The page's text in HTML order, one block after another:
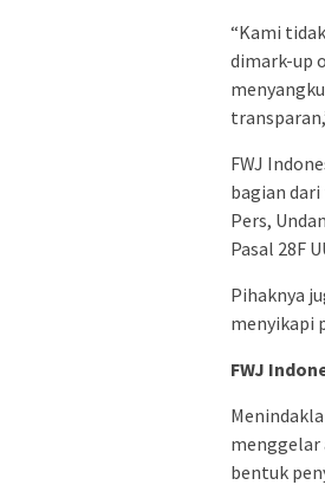
“Kami
dimark-up
FWJ
bagian
Pers,
Pasal 28F
Pihaknya
menyikapi
FWJ
menggelar
bentuk